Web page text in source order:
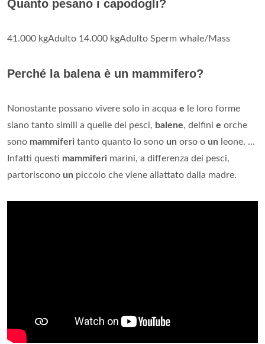
Quanto pesano i capodogli?
41.000 kgAdulto 14.000 kgAdulto Sperm whale/Mass
Perché la balena è un mammifero?
Nonostante possano vivere solo in acqua e le loro forme
siano tanto simili a quelle dei pesci, balene, delfini e orche
sono mammiferi tanto quanto lo sono un orso o un leone. ...
Infatti questi mammiferi marini, a differenza dei pesci,
partoriscono un piccolo che viene allattato dalla madre.